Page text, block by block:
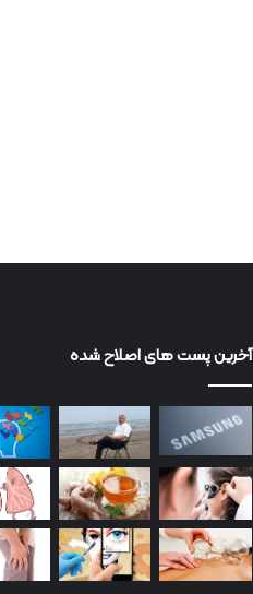
آخرین پست های اصلاح شده